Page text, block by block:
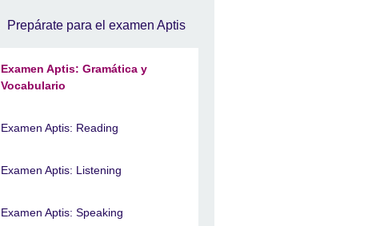
Prepárate para el examen Aptis
Examen Aptis: Gramática y
Vocabulario
Examen Aptis: Reading
Examen Aptis: Listening
Examen Aptis: Speaking